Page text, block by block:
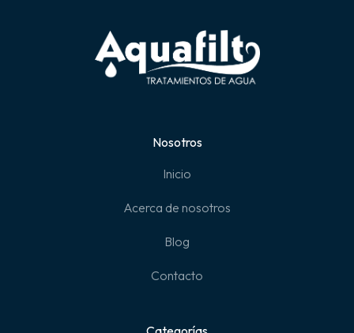
Nosotros
Inicio
Acerca de nosotros
Blog
Contacto